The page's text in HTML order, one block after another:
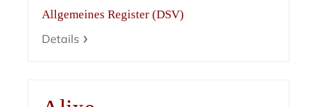
Allgemeines Register (DSV)
Details